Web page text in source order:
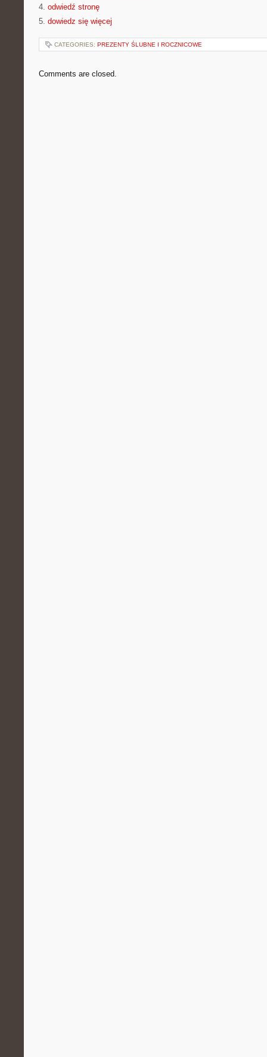
4. odwiedź stronę
5. dowiedz się więcej
CATEGORIES: PREZENTY ŚLUBNE I ROCZNICOWE
Comments are closed.